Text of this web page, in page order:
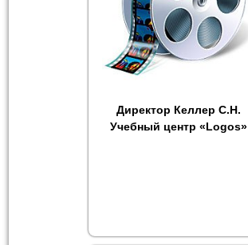
Директор Келлер С.Н.
Учебный центр «Logos»